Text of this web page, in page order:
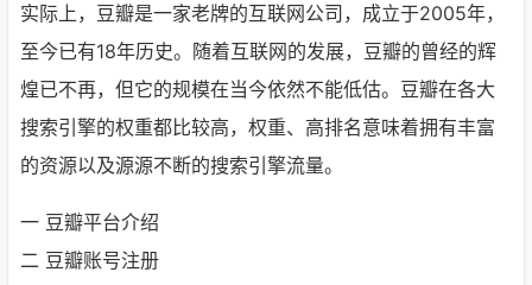
实际上，豆瓣是一家老牌的互联网公司，成立于2005年，
至今已有18年历史。随着互联网的发展，豆瓣的曾经的辉
煌已不再，但它的规模在当今依然不能低估。豆瓣在各大
搜索引擎的权重都比较高，权重、高排名意味着拥有丰富
的资源以及源源不断的搜索引擎流量。
一 豆瓣平台介绍
二 豆瓣账号注册